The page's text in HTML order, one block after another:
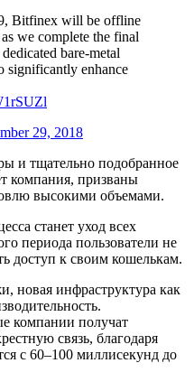
Bitfinex will be offline
we complete the final
bare-metal
significantly enhance
29, 2018
и тщательно подобранное
компания, призваны
высокими объемами.
станет уход всех
периода пользователи не
доступ к своим кошелькам.
новая инфраструктура как
компании получат
связь, благодаря
с 60–100 миллисекунд до